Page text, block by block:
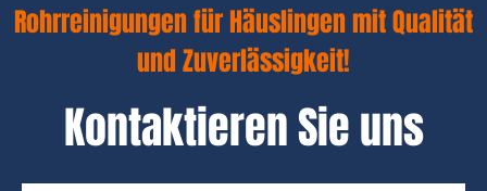
Rohrreinigungen für Häuslingen mit Qualität
und Zuverlässigkeit!
Kontaktieren Sie uns